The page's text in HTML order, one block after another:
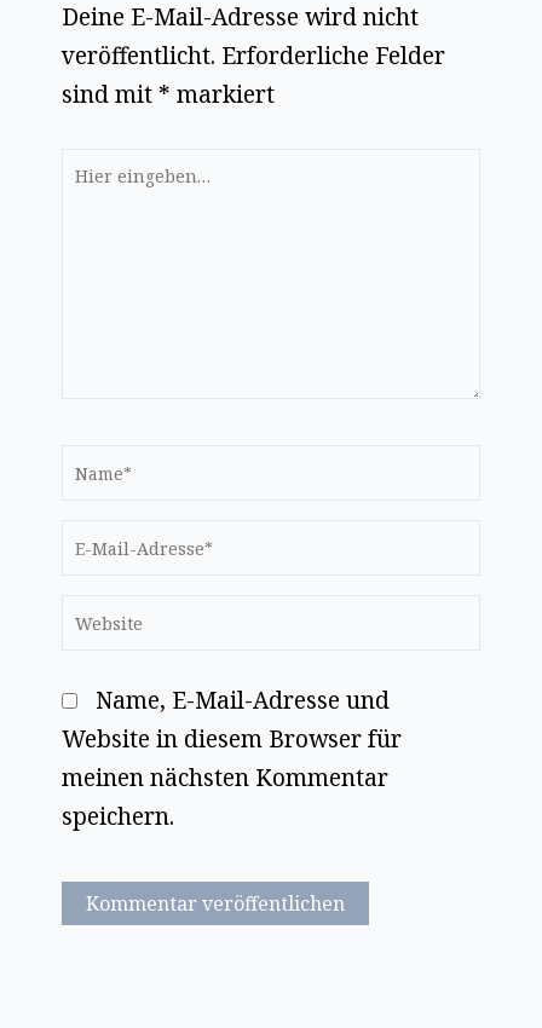
Deine E-Mail-Adresse wird nicht
veröffentlicht. Erforderliche Felder
sind mit * markiert
Hier
Name*
E-
Adresse*
Website
Name, E-Mail-Adresse und
Website in diesem Browser für
meinen nächsten Kommentar
speichern.